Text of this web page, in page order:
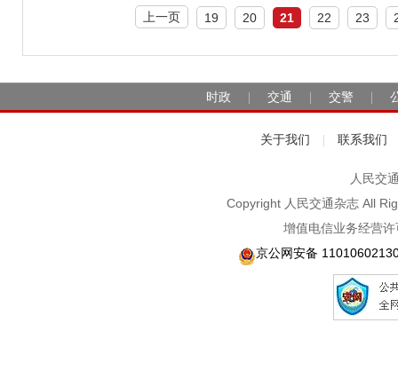
上一页 19 20 21 22 23
时政 交通 交警
关于我们 联系我们
人民交
Copyright 人民交通杂志 All
增值电信业务经营
京公网安备